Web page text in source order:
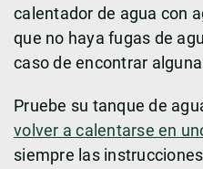
calentador de agua con
que no haya fugas de
caso de encontrar
Pruebe su tanque de
volver a calentarse en
siempre las